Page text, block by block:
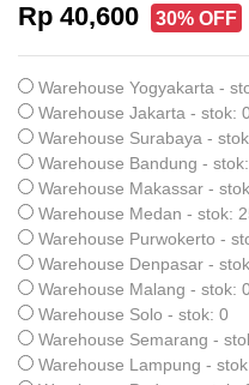
Rp 40,600 30% OFF
Warehouse Yogyakarta -
Warehouse Jakarta - stok:
Warehouse Surabaya -
Warehouse Bandung -
Warehouse Makassar -
Warehouse Medan - stok:
Warehouse Purwokerto -
Warehouse Denpasar -
Warehouse Malang - stok:
Warehouse Solo - stok: 0
Warehouse Semarang -
Warehouse Lampung -